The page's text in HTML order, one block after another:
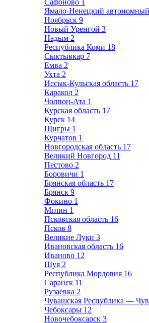
Сафоново 1
Ямало-Ненецкий
Ноябрьск 9
Новый Уренгой 3
Надым 2
Республика Коми 18
Сыктывкар 7
Емва 2
Ухта 2
Иссык-Кульская область 17
Каракол 2
Чолпон-Ата 1
Курская область 17
Курск 14
Щигры 1
Курчатов 1
Новгородская область 17
Великий Новгород 11
Пестово 2
Боровичи 1
Брянская область 17
Брянск 9
Фокино 1
Мглин 1
Псковская область 16
Псков 8
Великие Луки 3
Ивановская область 16
Иваново 12
Шуя 2
Республика Мордовия 16
Саранск 11
Рузаевка 2
Чувашская Республика —
Чебоксары 12
Новочебоксарск 3